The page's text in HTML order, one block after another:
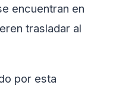
encuentran en
trasladar al
por esta